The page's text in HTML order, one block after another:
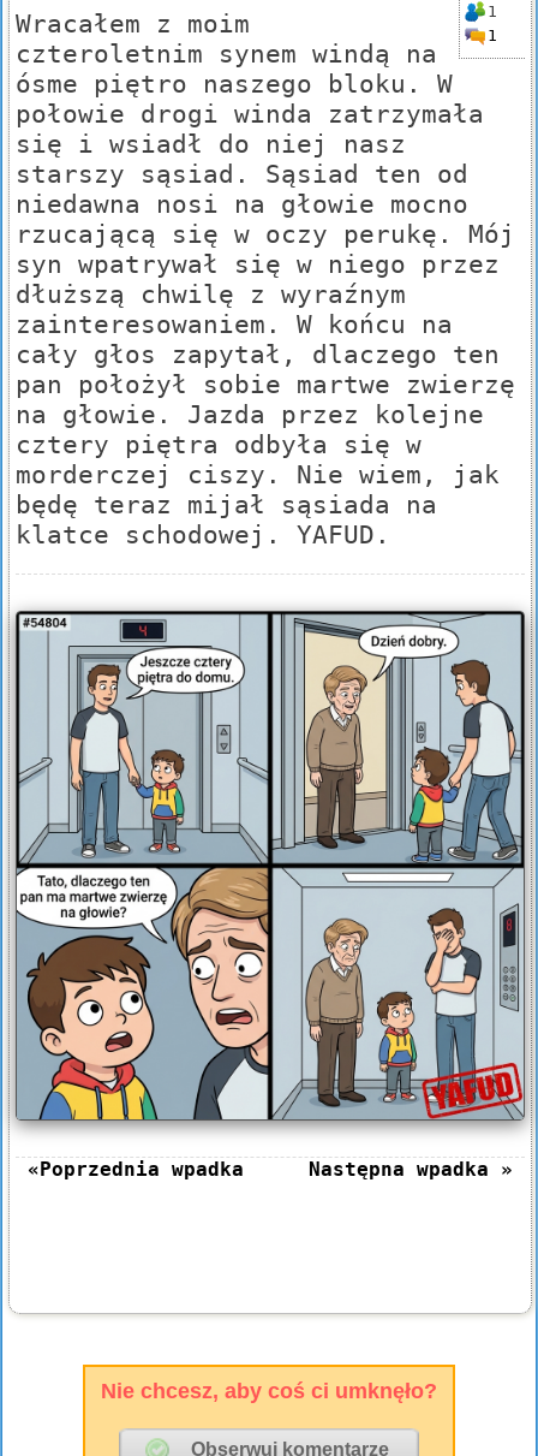
1
1
Wracałem z moim
czteroletnim synem windą na
ósme piętro naszego bloku. W
połowie drogi winda zatrzymała
się i wsiadł do niej nasz
starszy sąsiad. Sąsiad ten od
niedawna nosi na głowie mocno
rzucającą się w oczy perukę. Mój
syn wpatrywał się w niego przez
dłuższą chwilę z wyraźnym
zainteresowaniem. W końcu na
cały głos zapytał, dlaczego ten
pan położył sobie martwe zwierzę
na głowie. Jazda przez kolejne
cztery piętra odbyła się w
morderczej ciszy. Nie wiem, jak
będę teraz mijał sąsiada na
klatce schodowej. YAFUD.
«Poprzednia wpadka Następna wpadka »
Nie chcesz, aby coś ci umknęło?